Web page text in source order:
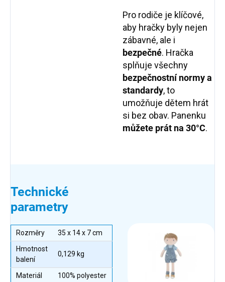
Pro rodiče je klíčové,
aby hračky byly nejen
zábavné, ale i
bezpečné. Hračka
splňuje všechny
bezpečnostnínormy a
standardy, to
umožňuje dětem hrát
si bez obav. Panenku
můžete prát na 30°C.
Technické
parametry
Rozměry
35 x 14 x 7 cm
Hmotnost
balení
0,129 kg
Materiál 100% polyester